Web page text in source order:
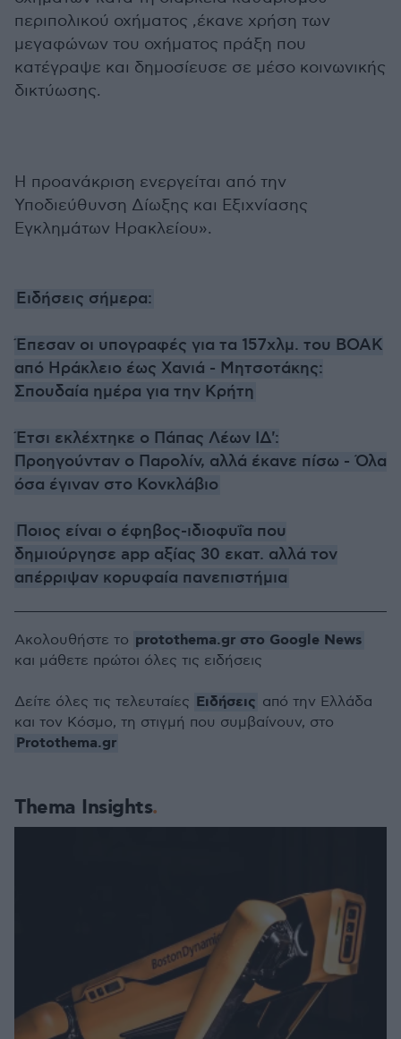
περιπολικού οχήματος ,έκανε χρήση των
μεγαφώνων του οχήματος πράξη που
κατέγραψε και δημοσίευσε σε μέσο κοινωνικής
δικτύωσης.
Η προανάκριση ενεργείται από την
Υποδιεύθυνση Δίωξης και Εξιχνίασης
Εγκλημάτων Ηρακλείου».
Ειδήσεις σήμερα:
Έπεσαν οι υπογραφές για τα 157χλμ. του ΒΟΑΚ
από Ηράκλειο έως Χανιά - Μητσοτάκης:
Σπουδαία ημέρα για την Κρήτη
Έτσι εκλέχτηκε ο Πάπας Λέων ΙΔ':
Προηγούνταν ο Παρολίν, αλλά έκανε πίσω - Όλα
όσα έγιναν στο Κονκλάβιο
Ποιος είναι ο έφηβος-ιδιοφυΐα που
δημιούργησε app αξίας 30 εκατ. αλλά τον
απέρριψαν κορυφαία πανεπιστήμια
Thema Insights
Ακολουθήστε το protothema.gr στο Google News
και μάθετε πρώτοι όλες τις ειδήσεις
Δείτε όλες τις τελευταίες Ειδήσεις από την Ελλάδα
και τον Κόσμο, τη στιγμή που συμβαίνουν, στο
Protothema.gr